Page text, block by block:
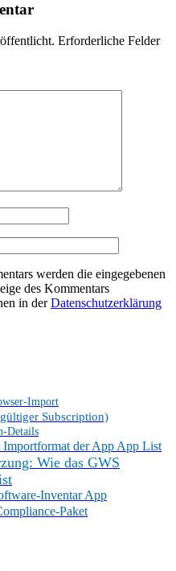
Erforderliche Felder
werden die eingegebenen
des Kommentars
in derDatenschutzerklärung
Import
Subscription)
Details
Importformat der App App List
Wie das GWS
Inventar App
Paket